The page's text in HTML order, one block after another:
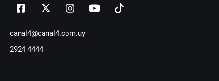
canal4@canal4.com.uy
2924 4444